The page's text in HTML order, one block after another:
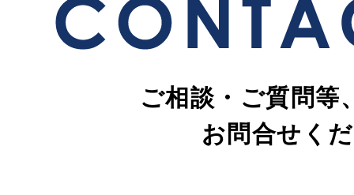
ご相談・ご質問等
お問合せく